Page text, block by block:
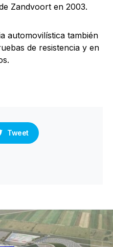
Zandvoort en 2003.
automovilística también
de resistencia y en
Tweet